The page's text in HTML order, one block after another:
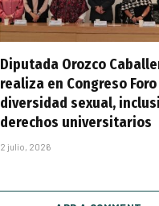
Diputada Orozco
realiza en Congreso
diversidad sexual,
derechos universitarios
2 julio, 2026